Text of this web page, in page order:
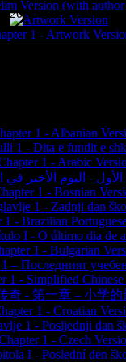
Version (with
1 - Artwork
1 - Dita e fundit e
- اليوم الأخير
1 - Zadnji dan
I - O último dia de
1 – Последният
奇 - 第一章 – 小学的
1 - Posljednji dan
I - Poslední den
2026 - Wormworld®